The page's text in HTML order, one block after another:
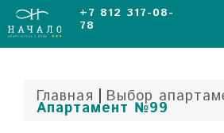
+7 812 317-08-
78
Главная | Выбор
Апартамент №99